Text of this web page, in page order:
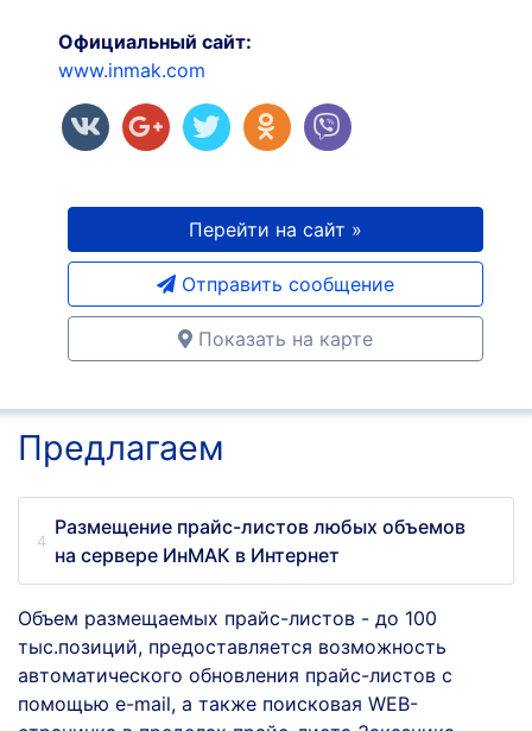
Официальный сайт:
www.inmak.com
Перейти на сайт »
Отправить сообщение
Показать на карте
Предлагаем
Размещение прайс-листов любых объемов
на сервере ИнМАК в Интернет
Объем размещаемых прайс-листов - до 100
тыс.позиций, предоставляется возможность
автоматического обновления прайс-листов с
помощью e-mail, а также поисковая WEB-